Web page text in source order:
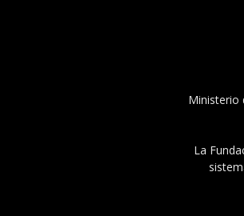
Ministerio
La